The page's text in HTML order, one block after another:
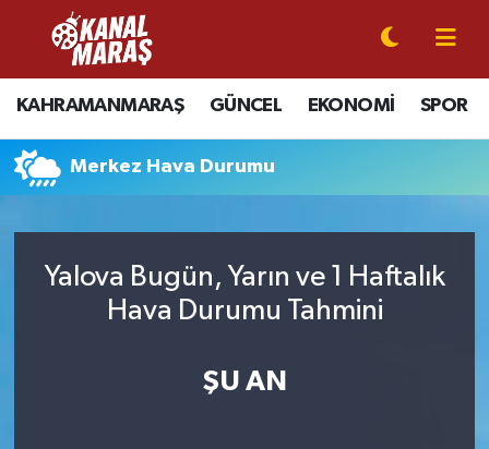
KAHRAMANMARAŞ GÜNCEL EKONOMİ SPOR
Merkez Hava Durumu
Yalova Bugün, Yarın ve 1 Haftalık
Hava Durumu Tahmini
ŞU AN
CANLI YAYIN
KAHRAMANMARAŞ
GÜNCEL
SİYASET
Kahramanmaraş Nöbetçi Eczaneler
Kahramanmaraş Hava Durumu
Kahramanmaraş Namaz Vakitleri
Süper Lig Puan Durumu ve Fikstür